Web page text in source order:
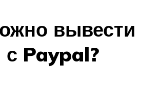
вывести
с Paypal?